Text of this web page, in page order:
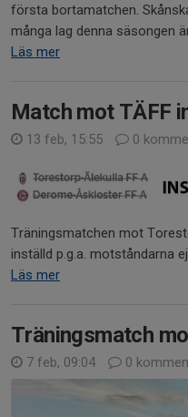
första bortamatchen.
många lag denna säsongen
Läs mer
Match mot TÄFF
13 feb, 15:55 0
Träningsmatchen mot
inställd p.g.a. motståndarna
Läs mer
Träningsmatch
7 feb, 09:04 0